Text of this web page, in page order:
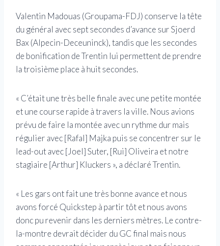
Valentin Madouas (Groupama-FDJ) conserve la tête
du général avec sept secondes d’avance sur Sjoerd
Bax (Alpecin-Deceuninck), tandis que les secondes
de bonification de Trentin lui permettent de prendre
la troisième place à huit secondes.
« C’était une très belle finale avec une petite montée
et une course rapide à travers la ville. Nous avions
prévu de faire la montée avec un rythme dur mais
régulier avec [Rafal] Majka puis se concentrer sur le
lead-out avec [Joel] Suter, [Rui] Oliveira et notre
stagiaire [Arthur] Kluckers », a déclaré Trentin.
« Les gars ont fait une très bonne avance et nous
avons forcé Quickstep à partir tôt et nous avons
donc pu revenir dans les derniers mètres. Le contre-
la-montre devrait décider du GC final mais nous